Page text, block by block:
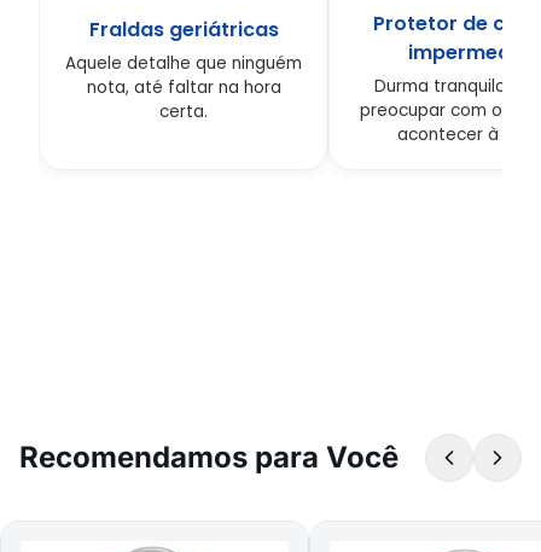
Fraldas geriátricas
Aquele detalhe que ninguém
nota, até faltar na hora
certa.
Protetor de
impermeável
Durma tranquilo,
preocupar com o
acontecer à
Recomendamos para Você